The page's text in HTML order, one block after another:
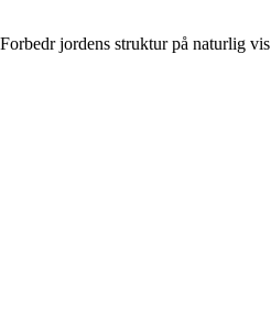
Forbedr jordens struktur på naturlig vis